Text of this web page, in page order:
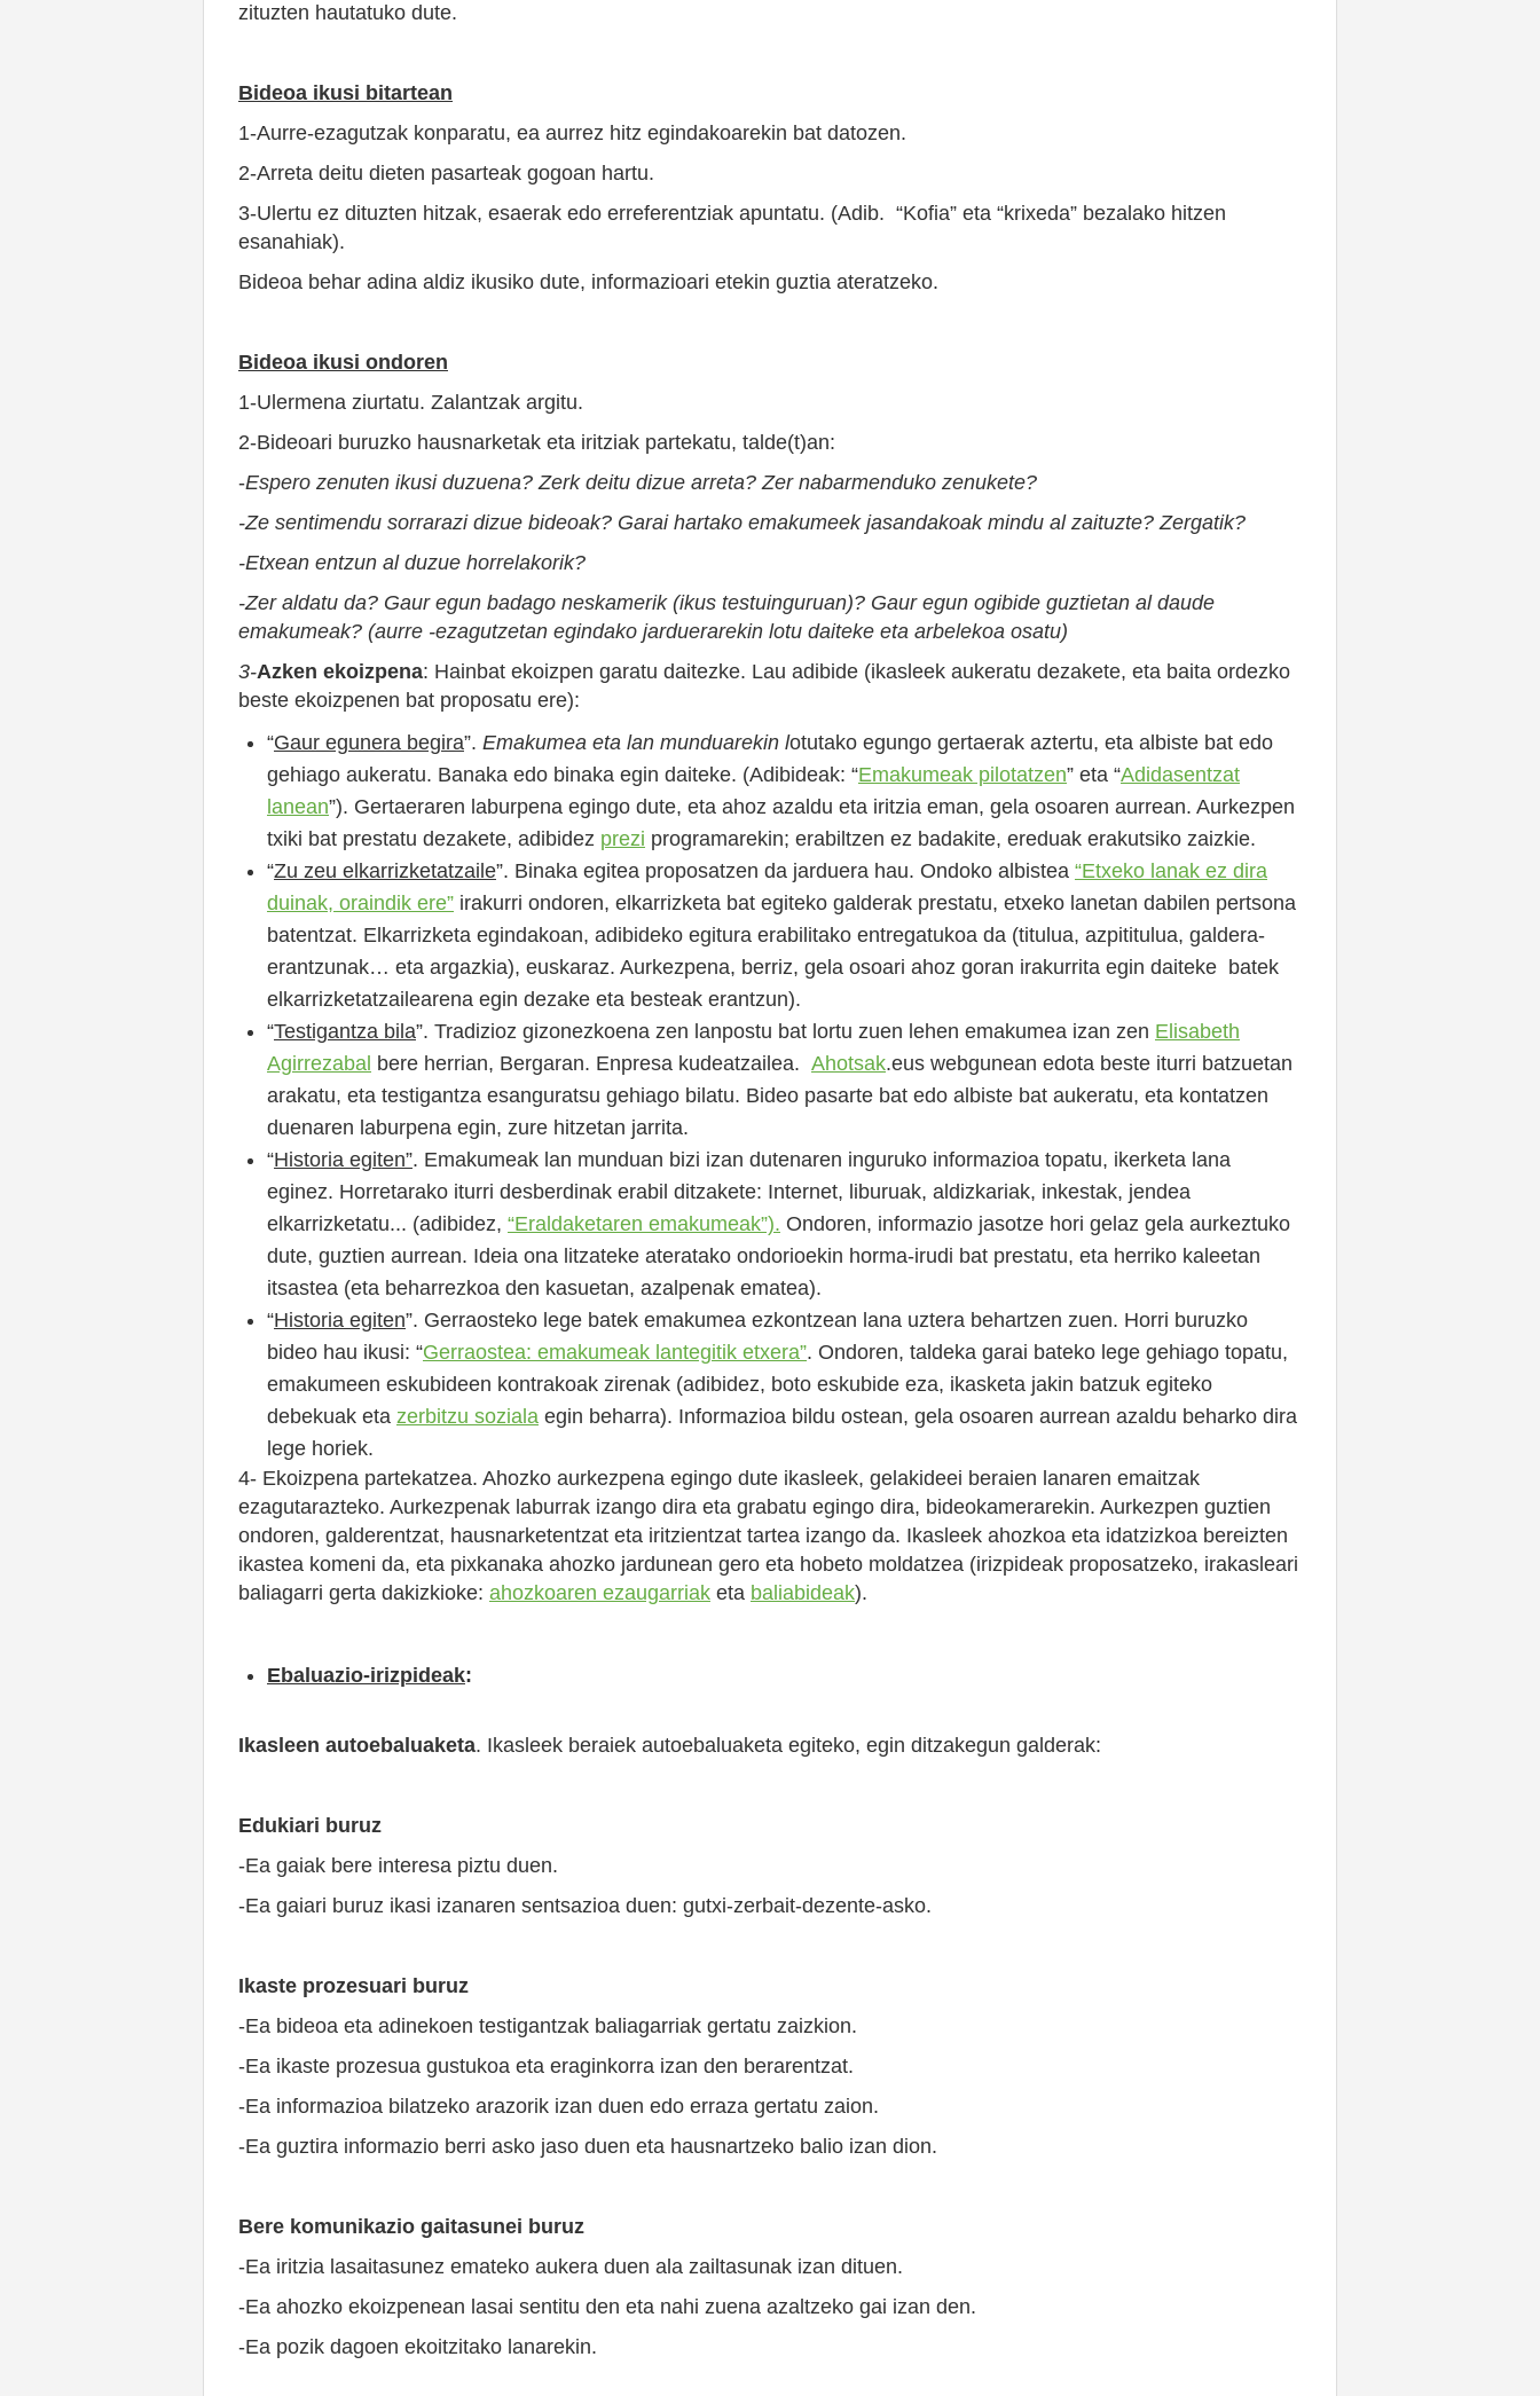
zituzten hautatuko dute.
Bideoa ikusi bitartean
1-Aurre-ezagutzak konparatu, ea aurrez hitz egindakoarekin bat datozen.
2-Arreta deitu dieten pasarteak gogoan hartu.
3-Ulertu ez dituzten hitzak, esaerak edo erreferentziak apuntatu. (Adib. “Kofia” eta “krixeda” bezalako hitzen
esanahiak).
Bideoa behar adina aldiz ikusiko dute, informazioari etekin guztia ateratzeko.
Bideoa ikusi ondoren
1-Ulermena ziurtatu. Zalantzak argitu.
2-Bideoari buruzko hausnarketak eta iritziak partekatu, talde(t)an:
-Espero zenuten ikusi duzuena? Zerk deitu dizue arreta? Zer nabarmenduko zenukete?
-Ze sentimendu sorrarazi dizue bideoak? Garai hartako emakumeek jasandakoak mindu al zaituzte? Zergatik?
-Etxean entzun al duzue horrelakorik?
-Zer aldatu da? Gaur egun badago neskamerik (ikus testuinguruan)? Gaur egun ogibide guztietan al daude
emakumeak? (aurre -ezagutzetan egindako jarduerarekin lotu daiteke eta arbelekoa osatu)
3-Azken ekoizpena: Hainbat ekoizpen garatu daitezke. Lau adibide (ikasleek aukeratu dezakete, eta baita ordezko
beste ekoizpenen bat proposatu ere):
“Gaur egunera begira”. Emakumea eta lan munduarekin lotutako egungo gertaerak aztertu, eta albiste bat edo
gehiago aukeratu. Banaka edo binaka egin daiteke. (Adibideak: “Emakumeak pilotatzen” eta “Adidasentzat
lanean”). Gertaeraren laburpena egingo dute, eta ahoz azaldu eta iritzia eman, gela osoaren aurrean. Aurkezpen
txiki bat prestatu dezakete, adibidez prezi programarekin; erabiltzen ez badakite, ereduak erakutsiko zaizkie.
“Zu zeu elkarrizketatzaile”. Binaka egitea proposatzen da jarduera hau. Ondoko albistea “Etxeko lanak ez dira
duinak, oraindik ere” irakurri ondoren, elkarrizketa bat egiteko galderak prestatu, etxeko lanetan dabilen pertsona
batentzat. Elkarrizketa egindakoan, adibideko egitura erabilitako entregatukoa da (titulua, azpititulua, galdera-
erantzunak… eta argazkia), euskaraz. Aurkezpena, berriz, gela osoari ahoz goran irakurrita egin daiteke batek
elkarrizketatzailearena egin dezake eta besteak erantzun).
“Testigantza bila”. Tradizioz gizonezkoena zen lanpostu bat lortu zuen lehen emakumea izan zen Elisabeth
Agirrezabal bere herrian, Bergaran. Enpresa kudeatzailea. Ahotsak.eus webgunean edota beste iturri batzuetan
arakatu, eta testigantza esanguratsu gehiago bilatu. Bideo pasarte bat edo albiste bat aukeratu, eta kontatzen
duenaren laburpena egin, zure hitzetan jarrita.
“Historia egiten”. Emakumeak lan munduan bizi izan dutenaren inguruko informazioa topatu, ikerketa lana
eginez. Horretarako iturri desberdinak erabil ditzakete: Internet, liburuak, aldizkariak, inkestak, jendea
elkarrizketatu... (adibidez, “Eraldaketaren emakumeak”). Ondoren, informazio jasotze hori gelaz gela aurkeztuko
dute, guztien aurrean. Ideia ona litzateke ateratako ondorioekin horma-irudi bat prestatu, eta herriko kaleetan
itsastea (eta beharrezkoa den kasuetan, azalpenak ematea).
“Historia egiten”. Gerraosteko lege batek emakumea ezkontzean lana uztera behartzen zuen. Horri buruzko
bideo hau ikusi: “Gerraostea: emakumeak lantegitik etxera”. Ondoren, taldeka garai bateko lege gehiago topatu,
emakumeen eskubideen kontrakoak zirenak (adibidez, boto eskubide eza, ikasketa jakin batzuk egiteko
debekuak eta zerbitzu soziala egin beharra). Informazioa bildu ostean, gela osoaren aurrean azaldu beharko dira
lege horiek.
4- Ekoizpena partekatzea. Ahozko aurkezpena egingo dute ikasleek, gelakideei beraien lanaren emaitzak
ezagutarazteko. Aurkezpenak laburrak izango dira eta grabatu egingo dira, bideokamerarekin. Aurkezpen guztien
ondoren, galderentzat, hausnarketentzat eta iritzientzat tartea izango da. Ikasleek ahozkoa eta idatzizkoa bereizten
ikastea komeni da, eta pixkanaka ahozko jardunean gero eta hobeto moldatzea (irizpideak proposatzeko, irakasleari
baliagarri gerta dakizkioke: ahozkoaren ezaugarriak eta baliabideak).
Ebaluazio-irizpideak:
Ikasleen autoebaluaketa. Ikasleek beraiek autoebaluaketa egiteko, egin ditzakegun galderak:
Edukiari buruz
-Ea gaiak bere interesa piztu duen.
-Ea gaiari buruz ikasi izanaren sentsazioa duen: gutxi-zerbait-dezente-asko.
Ikaste prozesuari buruz
-Ea bideoa eta adinekoen testigantzak baliagarriak gertatu zaizkion.
-Ea ikaste prozesua gustukoa eta eraginkorra izan den berarentzat.
-Ea informazioa bilatzeko arazorik izan duen edo erraza gertatu zaion.
-Ea guztira informazio berri asko jaso duen eta hausnartzeko balio izan dion.
Bere komunikazio gaitasunei buruz
-Ea iritzia lasaitasunez emateko aukera duen ala zailtasunak izan dituen.
-Ea ahozko ekoizpenean lasai sentitu den eta nahi zuena azaltzeko gai izan den.
-Ea pozik dagoen ekoitzitako lanarekin.